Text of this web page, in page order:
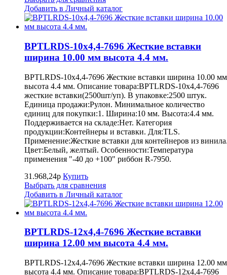
Добавить в Личный каталог
BPTLRDS-10x4,4-7696 Жесткие вставки
ширина 10.00 мм высота 4.4 мм.
BPTLRDS-10x4,4-7696 Жесткие вставки ширина 10.00 мм
высота 4.4 мм. Описание товара:BPTLRDS-10x4,4-7696
жесткие вставки(2500шт/уп). В упаковке:2500 штук.
Единица продажи:Рулон. Минимальное количество
единиц для покупки:1. Ширина:10 мм. Высота:4.4 мм.
Поддерживается на складе:Нет. Категория
продукции:Контейнеры и вставки. Для:TLS.
Применение:Жесткие вставки для контейнеров из
Цвет:Белый, желтый. Особенности:Температура
применения "-40 до +100" риббон R-7950.
31.968,24р Купить
Выбрать для сравнения
Добавить в Личный каталог
BPTLRDS-12x4,4-7696 Жесткие вставки
ширина 12.00 мм высота 4.4 мм.
BPTLRDS-12x4,4-7696 Жесткие вставки ширина 12.00 мм
высота 4.4 мм. Описание товара:BPTLRDS-12x4,4-7696